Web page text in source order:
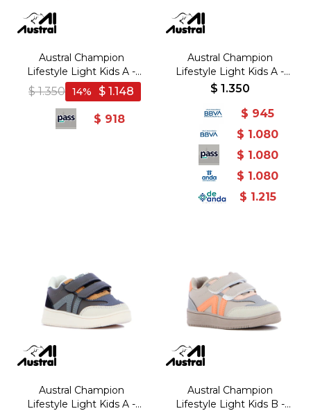
Austral Champion
Lifestyle Light Kids A -
Blanco/Naranja - Blanco-
Naranja
$ 1.350 $ 1.148
14
$ 918
Austral Champion
Lifestyle Light Kids A -
Marino/Blanco - Marino-
$ 1.350
$ 945
$ 1.080
$ 1.080
$ 1.080
$ 1.215
Austral Champion
Lifestyle Light Kids A -
Austral Champion
Lifestyle Light Kids B -